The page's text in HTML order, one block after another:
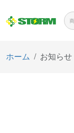
ホーム お知らせ